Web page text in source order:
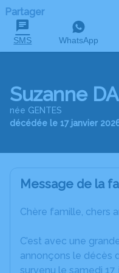
Partager
SMS WhatsApp
Suzanne
née GENTES
décédée le 17 janvier
Message de la
Chère famille, chers
C’est avec une
annonçons le décès
survenu le samedi 17